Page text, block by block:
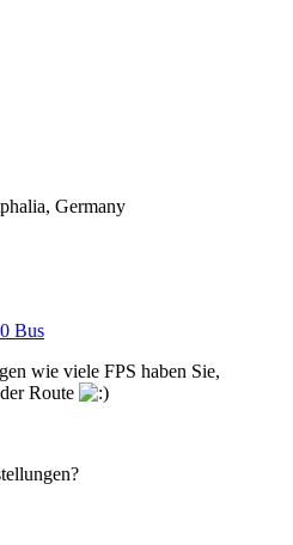
Germany
Bus
wie viele FPS haben Sie,
Route